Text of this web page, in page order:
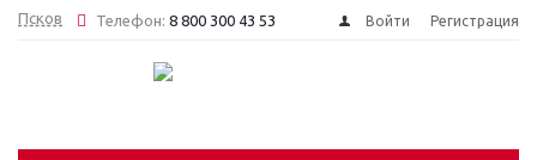
Псков Телефон: 8 800 300 43 53 Войти Регистрация